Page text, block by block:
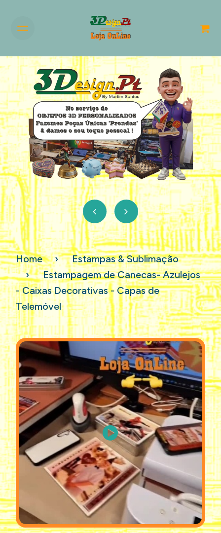
Home
Estampas & Sublimação
Estampagem de Canecas- Azulejos
- Caixas Decorativas - Capas de
Telemóvel